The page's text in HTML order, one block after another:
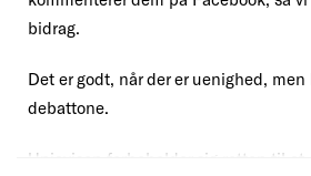
bidrag.
Det er godt, når der er uenighed,
debattone.
Uniavisen forbeholder sig retten til at